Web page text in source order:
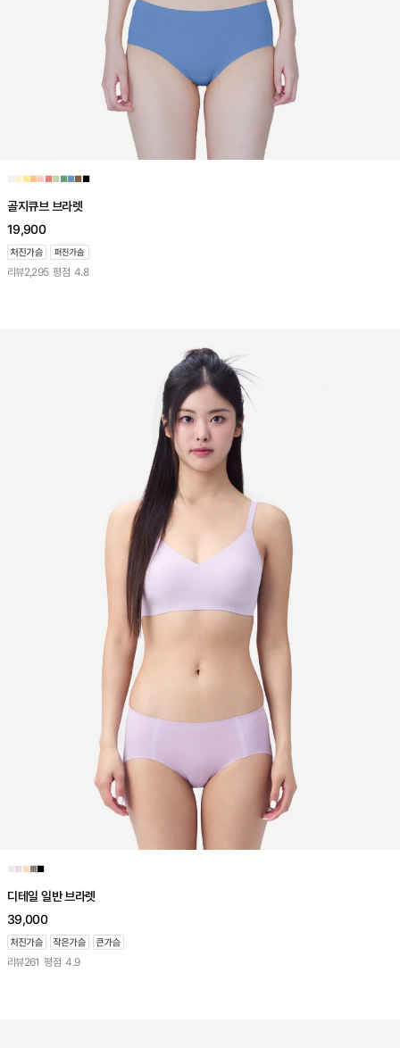
■■■■■■■■■■
골지큐브 브라렛
19,900
리뷰2,295 평점 4.8
■■■■
디테일 일반 브라렛
39,000
리뷰261 평점 4.9